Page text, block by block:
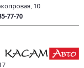
10
77-70